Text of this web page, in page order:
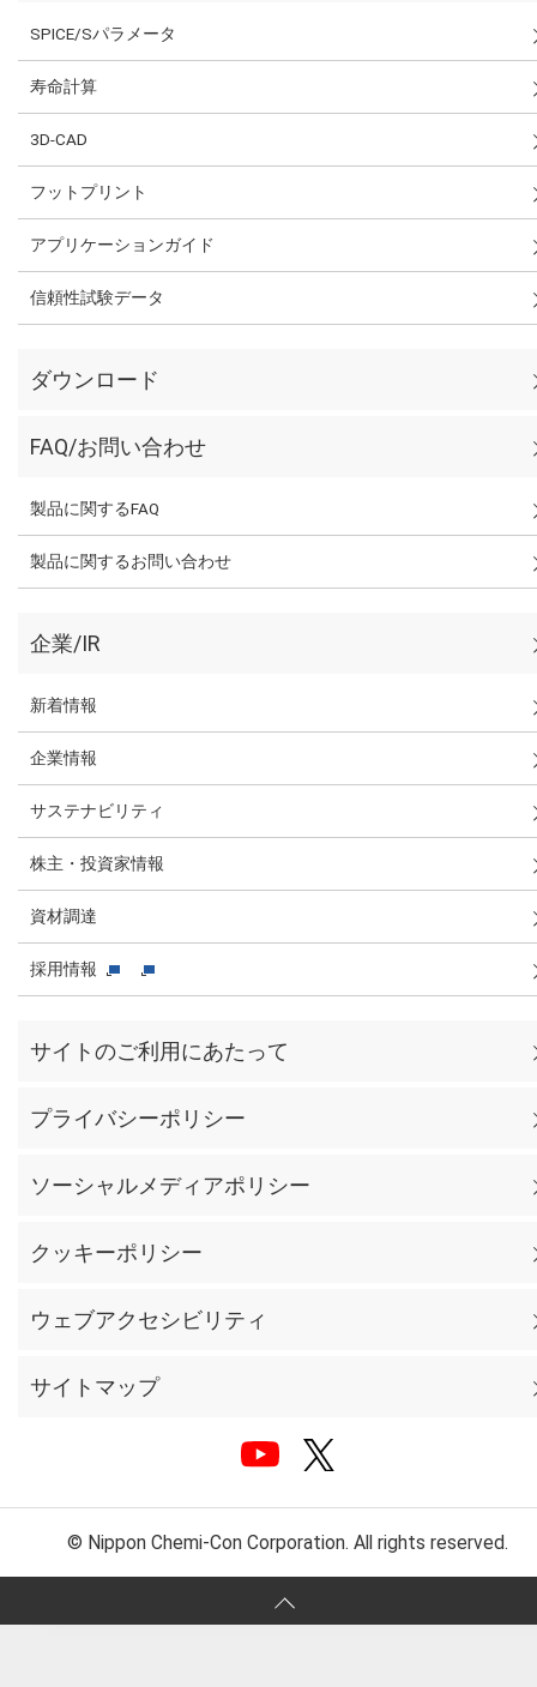
SPICE/Sパラメータ
寿命計算
3D-CAD
フットプリント
アプリケーションガイド
信頼性試験データ
ダウンロード
FAQ/お問い合わせ
製品に関するFAQ
製品に関するお問い合わせ
企業/IR
新着情報
企業情報
サステナビリティ
株主・投資家情報
資材調達
採用情報
サイトのご利用にあたって
プライバシーポリシー
ソーシャルメディアポリシー
クッキーポリシー
ウェブアクセシビリティ
サイトマップ
© Nippon Chemi-Con Corporation. All rights reserved.